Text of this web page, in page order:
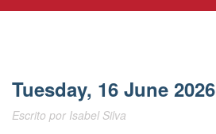
Tuesday, 16 June 2026
Escrito por Isabel Silva